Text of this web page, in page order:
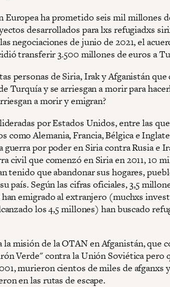
Europea ha prometido seis mil millones
desarrollados para lxs refugiadxs
negociaciones de junio de 2021, el
transferir 3.500 millones de euros a
personas de Siria, Irak y Afganistán
Turquía y se arriesgan a morir para
a morir y emigran?
por Estados Unidos, entre las
como Alemania, Francia, Bélgica e
guerra por poder en Siria contra Rusia e
civil que comenzó en Siria en 2011, 10
tenido que abandonar sus hogares,
país. Según las cifras oficiales, 3,5
emigrado al extranjero (muchxs
los 4,5 millones) han buscado
misión de la OTAN en Afganistán, que
Verde" contra la Unión Soviética pero
murieron cientos de miles de afganxs y
en las rutas de escape.